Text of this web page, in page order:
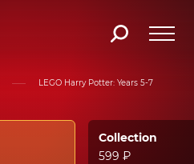
LEGO Harry Potter: Years 5-7
Collection
599 ₽